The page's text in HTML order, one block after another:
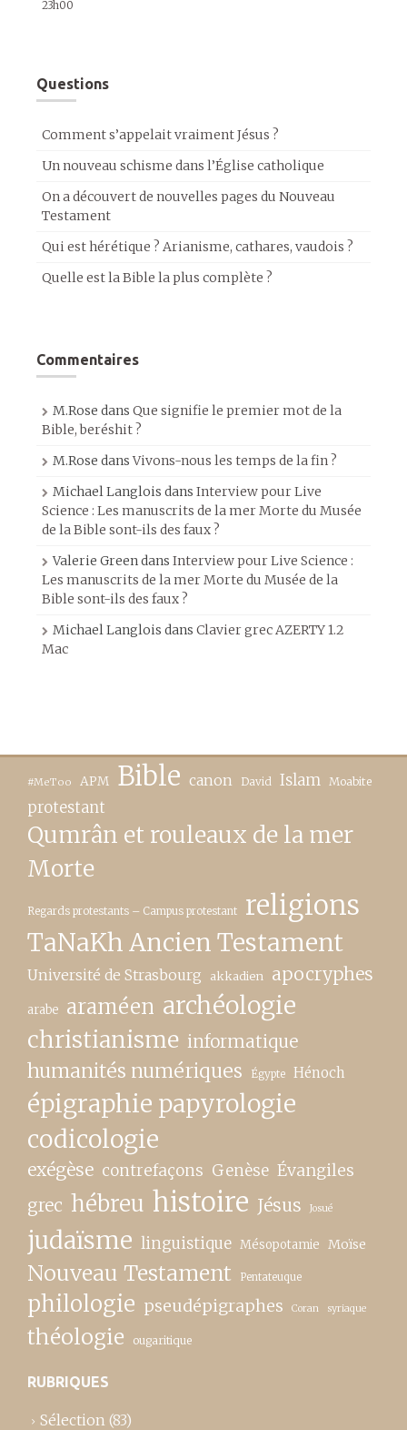
23h00
Questions
Comment s’appelait vraiment Jésus ?
Un nouveau schisme dans l’Église catholique
On a découvert de nouvelles pages du Nouveau
Testament
Qui est hérétique ? Arianisme, cathares, vaudois ?
Quelle est la Bible la plus complète ?
Commentaires
M.Rose dans Que signifie le premier mot de la
Bible, beréshit ?
M.Rose dansVivons-nous les temps de la fin ?
Michael Langlois dans Interview pour Live
Science : Les manuscrits de la mer Morte du Musée
de la Bible sont-ils des faux ?
Valerie Greendans Interview pour Live Science :
Les manuscrits de la mer Morte du Musée de la
Bible sont-ils des faux ?
Michael Langlois dans Clavier grec AZERTY 1.2
Mac
#MeToo APM Bible canon David Islam Moabite
protestant
Qumrân et rouleaux de la mer
Morte
Regards protestants – Campus protestant religions
TaNaKh Ancien Testament
Université de Strasbourg akkadien apocryphes
arabe araméen archéologie
christianisme informatique
humanités numériques Égypte Hénoch
épigraphie papyrologie
codicologie
exégèse contrefaçons Genèse Évangiles
grec hébreu histoire Jésus Josué
judaïsme linguistique Mésopotamie Moïse
Nouveau Testament Pentateuque
philologie pseudépigraphes Coran syriaque
théologie ougaritique
RUBRIQUES
Sélection (83)